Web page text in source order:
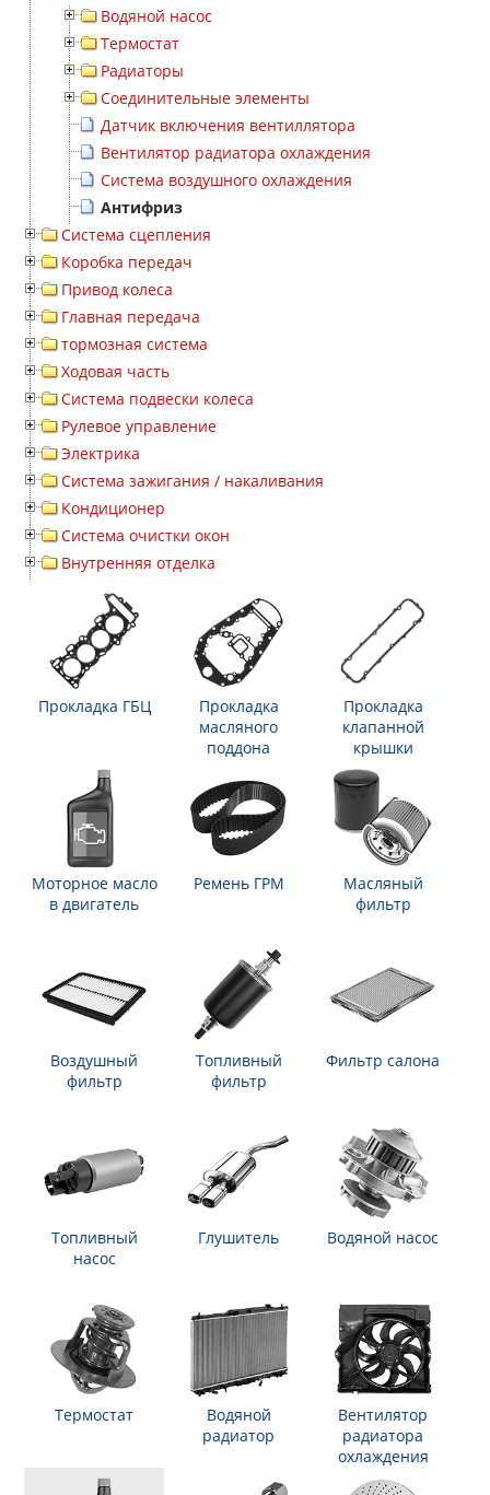
Водяной насос
Термостат
Радиаторы
Соединительные элементы
Датчик включения вентиллятора
Вентилятор радиатора охлаждения
Система воздушного охлаждения
Антифриз
Система сцепления
Коробка передач
Привод колеса
Главная передача
тормозная система
Ходовая часть
Система подвески колеса
Рулевое управление
Электрика
Система зажигания / накаливания
Кондиционер
Система очистки окон
Внутренняя отделка
Прокладка ГБЦ
Прокладка
масляного
поддона
Прокладка
клапанной
крышки
Моторное масло
в двигатель
Ремень ГРМ
Масляный
фильтр
Воздушный
фильтр
Топливный
фильтр
Фильтр салона
Топливный
насос
Глушитель Водяной насос
Термостат
Водяной
радиатор
Вентилятор
радиатора
охлаждения